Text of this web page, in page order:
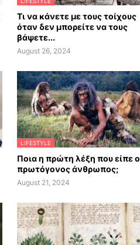
Τι να κάνετε με τους τοίχους
όταν δεν μπορείτε να τους
βάψετε...
August 26, 2024
LIFESTYLE
Ποια η πρώτη λέξη που είπε ο
πρωτόγονος άνθρωπος;
August 21, 2024